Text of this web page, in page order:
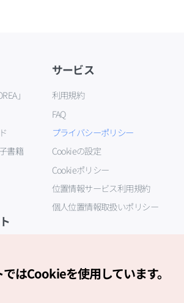
」
書籍
サービス
利用規約
FAQ
プライバシーポリシー
Cookieの設定
Cookieポリシー
位置情報サービス利用規約
個人位置情報取扱いポリシー
はCookieを使用しています。